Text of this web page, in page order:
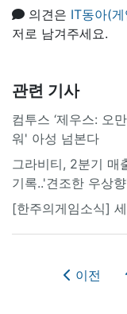
의견은 IT동아(
저로 남겨주세요.
관련 기사
컴투스 ‘제우스: 오
워' 아성 넘본다
그라비티, 2분기 매
기록..'견조한 우상
[한주의게임소식]
이전